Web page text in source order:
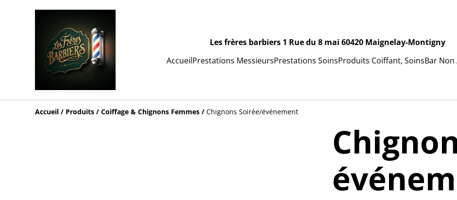
Les frères barbiers 1 Rue du 8 mai 60420 Maignelay-Montigny
AccueilPrestations MessieursPrestations SoinsProduits Coiffant, SoinsBar Non
Accueil / Produits / Coiffage & Chignons Femmes / Chignons Soirée/événement